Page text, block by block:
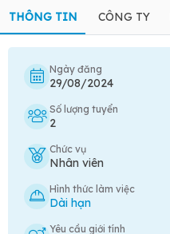
THÔNG TIN CÔNG TY
Ngày đăng
29/08/2024
Số lượng tuyển
2
Chức vụ
Nhân viên
Hình thức làm việc
Dài hạn
Yêu cầu giới tính